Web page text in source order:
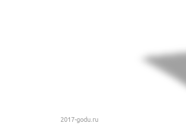
2017-godu.ru